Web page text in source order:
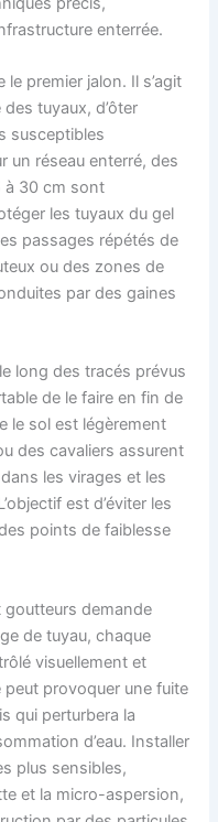
enterrée.
premier jalon. Il s’agit
tuyaux, d’ôter
susceptibles
un réseau enterré, des
à 30 cm sont
les tuyaux du gel
passages répétés de
ou des zones de
par des gaines
long des tracés prévus
de le faire en fin de
le sol est légèrement
des cavaliers assurent
les virages et les
est d’éviter les
points de faiblesse
goutteurs demande
de tuyau, chaque
visuellement et
provoquer une fuite
qui perturbera la
d’eau. Installer
plus sensibles,
et la micro-aspersion,